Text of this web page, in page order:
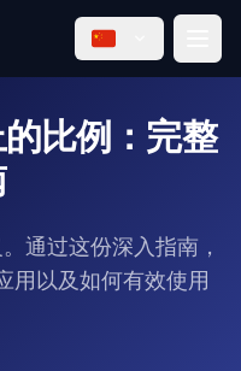
比例：完整
通过这份深入指南，
用以及如何有效使用